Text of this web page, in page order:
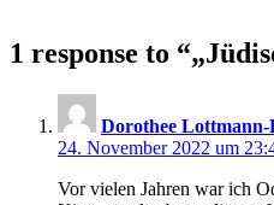
1 response to “
Dorothee Lottmann-
24. November 2022 um
Vor vielen Jahren war ich